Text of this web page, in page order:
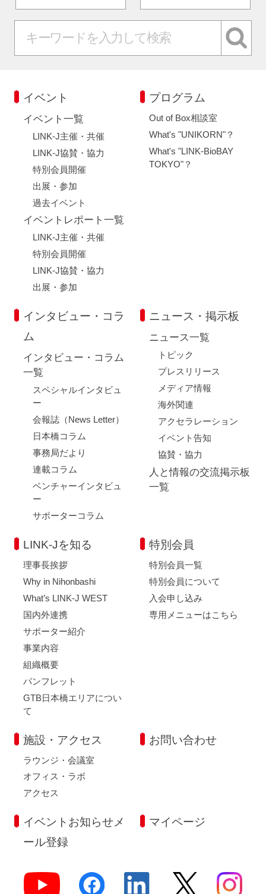
イベント
イベント一覧
LINK-J主催・共催
LINK-J協賛・協力
特別会員開催
出展・参加
過去イベント
イベントレポート一覧
LINK-J主催・共催
特別会員開催
LINK-J協賛・協力
出展・参加
プログラム
Out of Box相談室
What's "UNIKORN"？
What's "LINK-BioBAY
TOKYO"？
インタビュー・コラ
ム
インタビュー・コラム
一覧
スペシャルインタビュ
ー
会報誌（News Letter）
日本橋コラム
事務局だより
連載コラム
ベンチャーインタビュ
ー
サポーターコラム
ニュース・掲示板
ニュース一覧
トピック
プレスリリース
メディア情報
海外関連
アクセラレーション
イベント告知
協賛・協力
人と情報の交流掲示板
一覧
LINK-Jを知る
理事長挨拶
Why in Nihonbashi
What’s LINK-J WEST
国内外連携
サポーター紹介
事業内容
組織概要
パンフレット
GTB日本橋エリアについ
て
特別会員
特別会員一覧
特別会員について
入会申し込み
専用メニューはこちら
施設・アクセス
ラウンジ・会議室
オフィス・ラボ
アクセス
お問い合わせ
イベントお知らせメ
ール登録
マイページ